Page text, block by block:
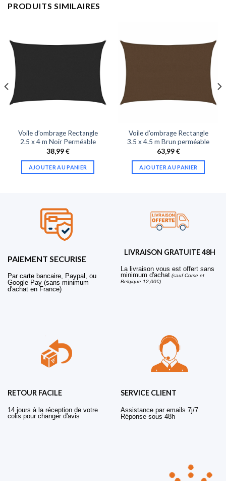
PRODUITS SIMILAIRES
Voile d’ombrage Rectangle
2.5 x 4 m Noir Perméable
38,99€
AJOUTER AU PANIER
Voile d’ombrage Rectangle
3.5 x 4.5 m Brun perméable
63,99€
AJOUTER AU PANIER
PAIEMENT SECURISE
Par carte bancaire, Paypal, ou
Google Pay (sans minimum
d'achat en France)
LIVRAISON GRATUITE 48H
La livraison vous est offert sans
minimum d'achat (sauf Corse et
Belgique 12,00€)
RETOUR FACILE
14 jours à la réception de votre
colis pour changer d'avis
SERVICE CLIENT
Assistance par emails 7j/7
Réponse sous 48h